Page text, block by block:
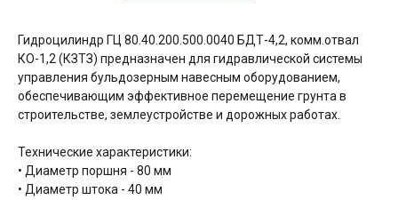
Гидроцилиндр ГЦ 80.40.200.500.0040 БДТ-4,2, комм.отвал
КО-1,2 (КЗТЗ) предназначен для гидравлической системы
управления бульдозерным навесным оборудованием,
обеспечивающим эффективное перемещение грунта в
строительстве, землеустройстве и дорожных работах.
Технические характеристики:
• Диаметр поршня - 80 мм
• Диаметр штока - 40 мм